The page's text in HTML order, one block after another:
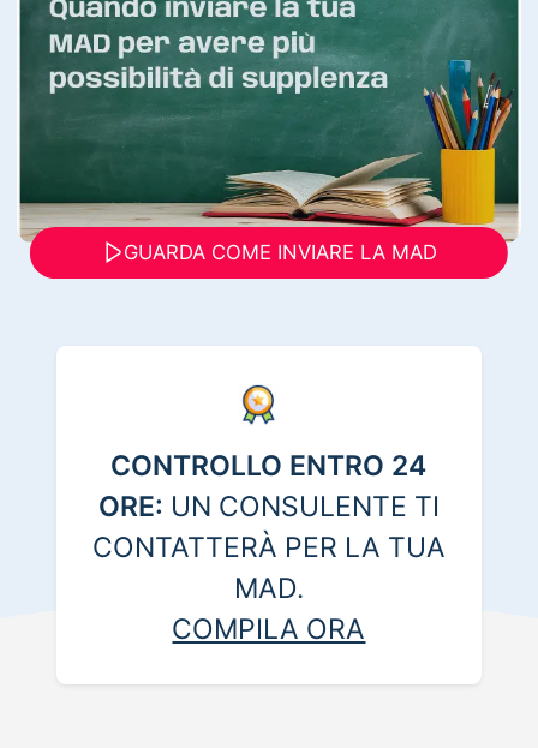
GUARDA COME INVIARE LA MAD
CONTROLLO ENTRO 24
ORE: UN CONSULENTE TI
CONTATTERÀ PER LA TUA
MAD.
COMPILA ORA